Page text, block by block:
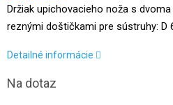
Držiak upichovacieho noža s
reznými doštičkami pre sústruhy: D
Detailné informácie
Na dotaz